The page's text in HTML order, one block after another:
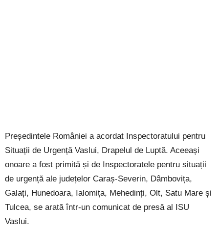
Președintele României a acordat Inspectoratului pentru
Situații de Urgență Vaslui, Drapelul de Luptă. Aceeași
onoare a fost primită și de Inspectoratele pentru situații
de urgență ale județelor Caraș-Severin, Dâmbovița,
Galați, Hunedoara, Ialomița, Mehedinți, Olt, Satu Mare și
Tulcea, se arată într-un comunicat de presă al ISU
Vaslui.